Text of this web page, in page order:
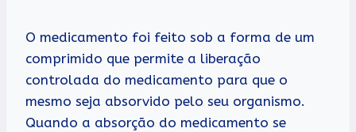
O medicamento foi feito sob a forma de um
comprimido que permite a liberação
controlada do medicamento para que o
mesmo seja absorvido pelo seu organismo.
Quando a absorção do medicamento se